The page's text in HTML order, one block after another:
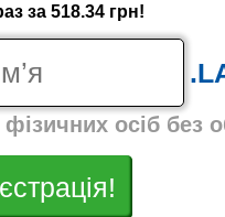
за 518.34 грн!
осіб без